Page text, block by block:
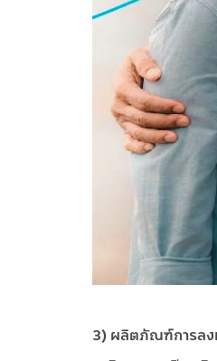
3) ผลิตภัณฑ์การล